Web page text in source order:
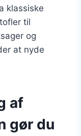
klassiske
til
og
at nyde
af
gør du